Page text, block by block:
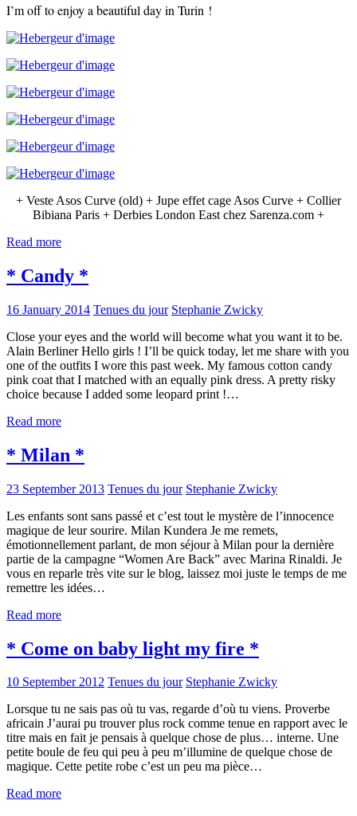
I’m off to enjoy a beautiful day in Turin !
+ Veste Asos Curve (old) + Jupe effet cage Asos Curve + Collier
Bibiana Paris + Derbies London East chez Sarenza.com +
Read more
* Candy *
16 January 2014 Tenues du jour Stephanie Zwicky
Close your eyes and the world will become what you want it to be.
Alain Berliner Hello girls ! I’ll be quick today, let me share with you
one of the outfits I wore this past week. My famous cotton candy
pink coat that I matched with an equally pink dress. A pretty risky
choice because I added some leopard print !…
Read more
* Milan *
23 September 2013 Tenues du jour Stephanie Zwicky
Les enfants sont sans passé et c’est tout le mystère de l’innocence
magique de leur sourire. Milan Kundera Je me remets,
émotionnellement parlant, de mon séjour à Milan pour la dernière
partie de la campagne “Women Are Back” avec Marina Rinaldi. Je
vous en reparle très vite sur le blog, laissez moi juste le temps de me
remettre les idées…
Read more
* Come on baby light my fire *
10 September 2012 Tenues du jour Stephanie Zwicky
Lorsque tu ne sais pas où tu vas, regarde d’où tu viens. Proverbe
africain J’aurai pu trouver plus rock comme tenue en rapport avec le
titre mais en fait je pensais à quelque chose de plus… interne. Une
petite boule de feu qui peu à peu m’illumine de quelque chose de
magique. Cette petite robe c’est un peu ma pièce…
Read more